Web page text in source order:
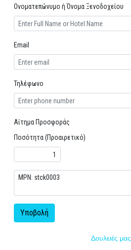
Ονοματεπώνυμο ή Όνομα Ξενοδοχείου
Email
Τηλέφωνο
Αίτημα Προσφοράς
Ποσότητα (Προαιρετικό)
Υποβολή
Δουλειές μας